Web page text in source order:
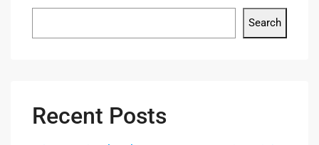
Search
Recent Posts